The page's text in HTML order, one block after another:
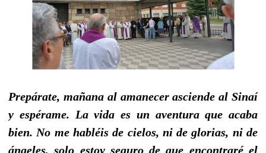
Prepárate, mañana al amanecer asciende al Sinaí
y espérame. La vida es un aventura que acaba
bien. No me habléis de cielos, ni de glorias, ni de
ángeles, solo estoy seguro de que encontraré el